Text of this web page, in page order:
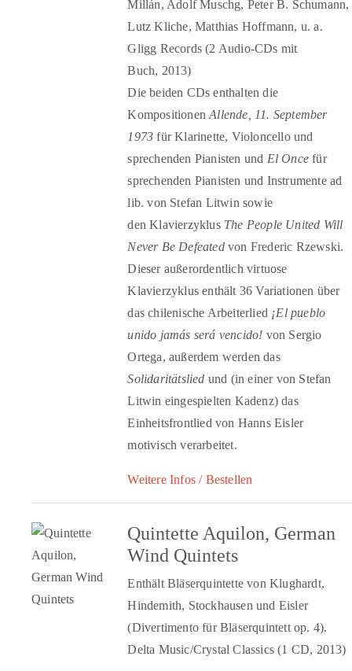
Millán, Adolf Muschg, Peter B. Schumann,
Lutz Kliche, Matthias Hoffmann, u. a.
Gligg Records (2 Audio-CDs mit
Buch, 2013)
Die beiden CDs enthalten die
KompositionenAllende, 11. September
1973 für Klarinette, Violoncello und
sprechenden Pianisten und El Once für
sprechenden Pianisten und Instrumente ad
lib. von Stefan Litwin sowie
den Klavierzyklus The People United Will
Never Be Defeatedvon Frederic Rzewski.
Dieser außerordentlich virtuose
Klavierzyklus enthält 36 Variationen über
das chilenische Arbeiterlied ¡El pueblo
unido jamás será vencido! von Sergio
Ortega, außerdem werden das
Solidaritätslied und (in einer von Stefan
Litwin eingespielten Kadenz) das
Einheitsfrontlied von Hanns Eisler
motivisch verarbeitet.
Weitere Infos / Bestellen
Quintette Aquilon, German
Wind Quintets
Enthält Bläserquintette von Klughardt,
Hindemith, Stockhausen und Eisler
(Divertimento für Bläserquintett op. 4).
Delta Music/Crystal Classics (1 CD, 2013)